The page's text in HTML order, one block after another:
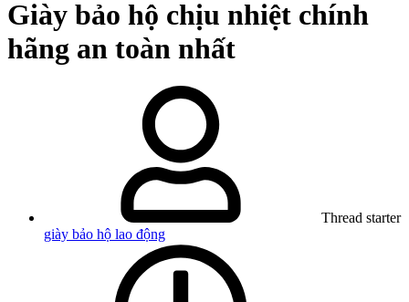
Giày bảo hộ chịu nhiệt chính
hãng an toàn nhất
Thread starter
giày bảo hộ lao động